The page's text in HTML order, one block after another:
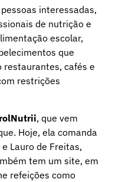
interessadas,
de nutrição e
escolar,
que
restaurantes, cafés e
restrições
, que vem
Hoje, ela comanda
Lauro de Freitas,
tem um site, em
refeições como